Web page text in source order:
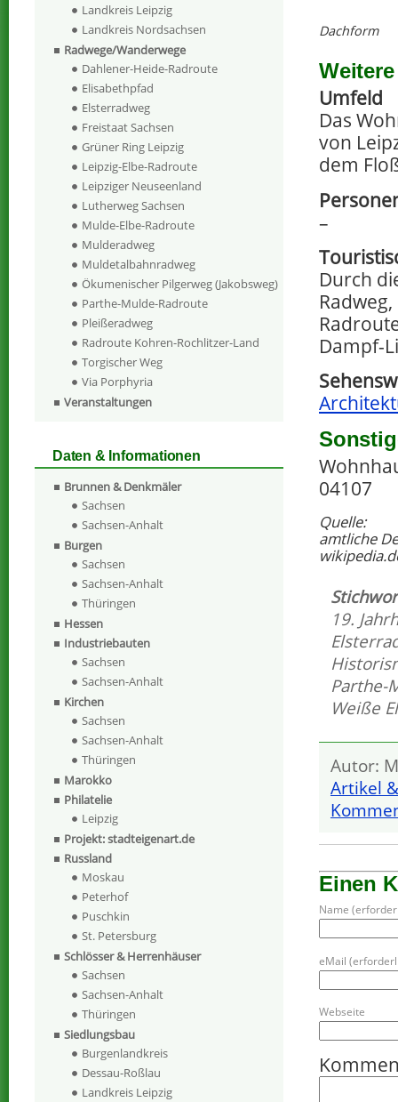
Dachform
Umfeld
Das
von
dem
–
Durch
Dampf-
04107
Quelle:
amtliche
19.
Parthe-
Weiße
Autor:
Artikel
Einen
Name
eMail
Webseite
Landkreis Leipzig
Landkreis Nordsachsen
Radwege/Wanderwege
Dahlener-Heide-Radroute
Elisabethpfad
Elsterradweg
Freistaat Sachsen
Grüner Ring Leipzig
Leipzig-Elbe-Radroute
Leipziger Neuseenland
Lutherweg Sachsen
Mulde-Elbe-Radroute
Mulderadweg
Muldetalbahnradweg
Ökumenischer Pilgerweg (Jakobsweg)
Parthe-Mulde-Radroute
Pleißeradweg
Radroute Kohren-Rochlitzer-Land
Torgischer Weg
Via Porphyria
Veranstaltungen
Daten & Informationen
Brunnen & Denkmäler
Sachsen
Sachsen-Anhalt
Burgen
Sachsen
Sachsen-Anhalt
Thüringen
Hessen
Industriebauten
Sachsen
Sachsen-Anhalt
Kirchen
Sachsen
Sachsen-Anhalt
Thüringen
Marokko
Philatelie
Leipzig
Projekt: stadteigenart.de
Russland
Moskau
Peterhof
Puschkin
St. Petersburg
Schlösser & Herrenhäuser
Sachsen
Sachsen-Anhalt
Thüringen
Siedlungsbau
Burgenlandkreis
Dessau-Roßlau
Landkreis Leipzig